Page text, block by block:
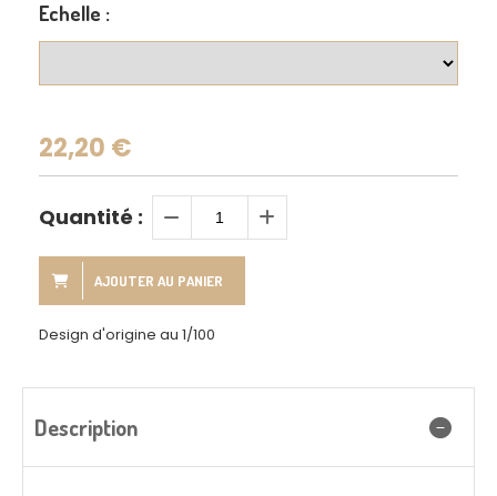
Echelle :
22,20 €
Quantité :
AJOUTER AU PANIER
Design d'origine au 1/100
Description